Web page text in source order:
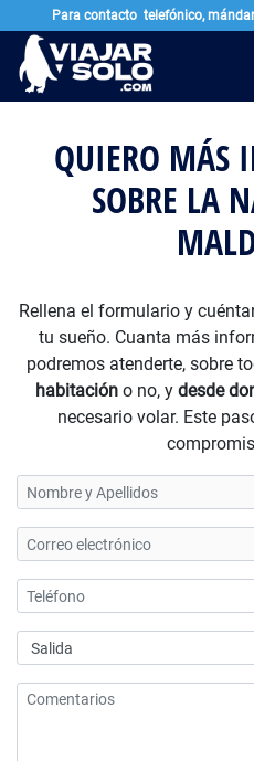
Ir al contenido principal
QUIERO MÁS
SOBRE LA
Rellena el formulario y
tu sueño. Cuanta más
podremos atenderte, sobre
habitación o no, y desde
necesario volar. Este
Para contacto telefónico,